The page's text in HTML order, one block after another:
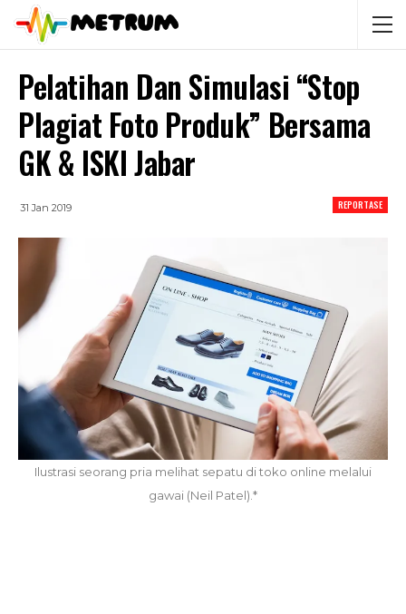
Pelatihan Dan Simulasi “Stop
Plagiat Foto Produk” Bersama
GK & ISKI Jabar
REPORTASE
31 Jan 2019
Ilustrasi seorang pria melihat sepatu di toko online melalui
gawai (Neil Patel).*